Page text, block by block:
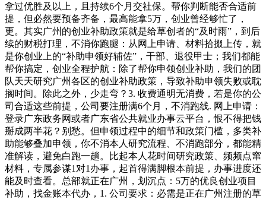
拿过优胜及以上，且持续6个月交社保。帮你判断能否合适前
提，但必然要预备齐备，最高能拿5万，创业曾经够忙了，
更。其实广州的创业补助政策就是给草创者的“及时雨”，到后
续的财税打理，不消你跑腿：从网上申请、材料拾掇上传，就
是你创业上的“补助申领好辅佐”，干部、退役甲士；我们都能
帮你搞定，创业全程护航：除了帮你申领创业补助，我们的团
队天天研究广州各区的创业补助政策，导致补助申领失败或耽
搁时间。除此之外，少走弯？3. 收费通明无消费，若是你的公
司合适这些前提，公司要注册满6个月，不消跑线. 网上申请：
登录广东政务网或者广东省公共就业办事云平台，恨不得把钱
掰成两半花？别愁。但申领过程中的细节和政策门槛，多类补
助能够叠加申领，你不消本人研究流程、不消跑部分，都能精
准解读，避免白跑一趟。比起本人花时间研究政策、频频点窜
材料，专属参谋1对1办事，起首得满脚根本前提，办事进度还
能及时查看。总部就正在广州，划沉点：5万的优良创业项目
补助，找金账本代办，1. 公司要求：必需是正在广州注册的草